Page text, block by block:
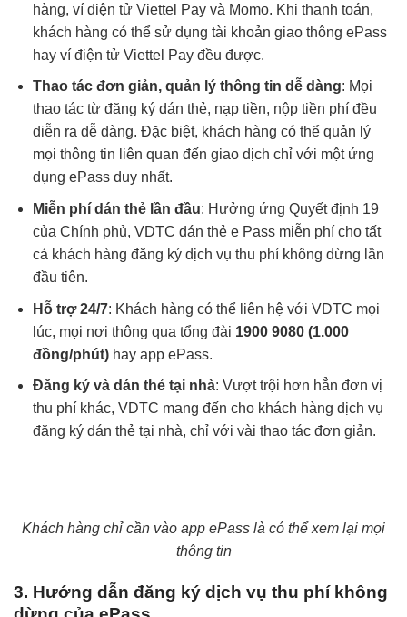
hàng, ví điện tử Viettel Pay và Momo. Khi thanh toán,
khách hàng có thể sử dụng tài khoản giao thông ePass
hay ví điện tử Viettel Pay đều được.
Thao tác đơn giản, quản lý thông tin dễ dàng: Mọi
thao tác từ đăng ký dán thẻ, nạp tiền, nộp tiền phí đều
diễn ra dễ dàng. Đặc biệt, khách hàng có thể quản lý
mọi thông tin liên quan đến giao dịch chỉ với một ứng
dụng ePass duy nhất.
Miễn phí dán thẻ lần đầu: Hưởng ứng Quyết định 19
của Chính phủ, VDTC dán thẻ e Pass miễn phí cho tất
cả khách hàng đăng ký dịch vụ thu phí không dừng lần
đầu tiên.
Hỗ trợ 24/7: Khách hàng có thể liên hệ với VDTC mọi
lúc, mọi nơi thông qua tổng đài 1900 9080 (1.000
đồng/phút)hay app ePass.
Đăng ký và dán thẻ tại nhà: Vượt trội hơn hẳn đơn vị
thu phí khác, VDTC mang đến cho khách hàng dịch vụ
đăng ký dán thẻ tại nhà, chỉ với vài thao tác đơn giản.
Khách hàng chỉ cần vào app ePass là có thể xem lại mọi
thông tin
3. Hướng dẫn đăng ký dịch vụ thu phí không